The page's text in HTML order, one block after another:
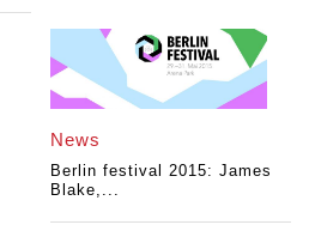
News
Berlin festival 2015: James
Blake,...